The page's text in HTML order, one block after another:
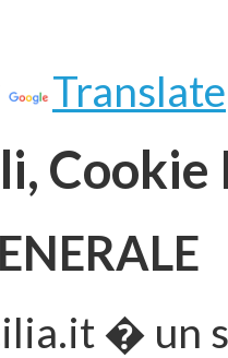
Translate
Cookie
� un